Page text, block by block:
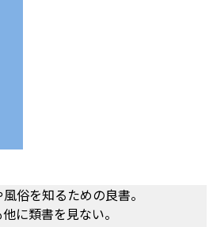
俗を知るための良書。
に類書を見ない。